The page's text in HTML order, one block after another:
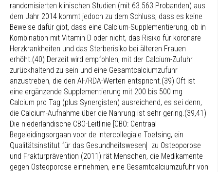
randomisierten klinischen Studien (mit 63.563 Probanden) aus
dem Jahr 2014 kommt jedoch zu dem Schluss, dass es keine
Beweise dafür gibt, dass eine Calcium-Supplementierung, ob in
Kombination mit Vitamin D oder nicht, das Risiko für koronare
Herzkrankheiten und das Sterberisiko bei älteren Frauen
erhöht.(40) Derzeit wird empfohlen, mit der Calcium-Zufuhr
zurückhaltend zu sein und eine Gesamtcalciumzufuhr
anzustreben, die den AI-/RDA-Werten entspricht.(39) Oft ist
eine ergänzende Supplementierung mit 200 bis 500 mg
Calcium pro Tag (plus Synergisten) ausreichend, es sei denn,
die Calcium-Aufnahme über die Nahrung ist sehr gering.(39,41)
Die niederländische CBO-Leitlinie [CBO: Centraal
Begeleidingsorgaan voor de Intercollegiale Toetsing, ein
Qualitätsinstitut für das Gesundheitswesen] zu Osteoporose
und Frakturprävention (2011) rät Menschen, die Medikamente
gegen Osteoporose einnehmen, eine Gesamtcalciumzufuhr von